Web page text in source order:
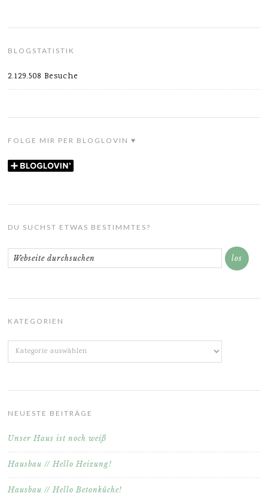
BLOGSTATISTIK
2.129.508 Besuche
FOLGE MIR PER BLOGLOVIN ♥
DU SUCHST ETWAS BESTIMMTES?
KATEGORIEN
Kategorien
NEUESTE BEITRÄGE
Unser Haus ist noch weiß
Hausbau // Hello Heizung!
Hausbau // Hello Betonküche!